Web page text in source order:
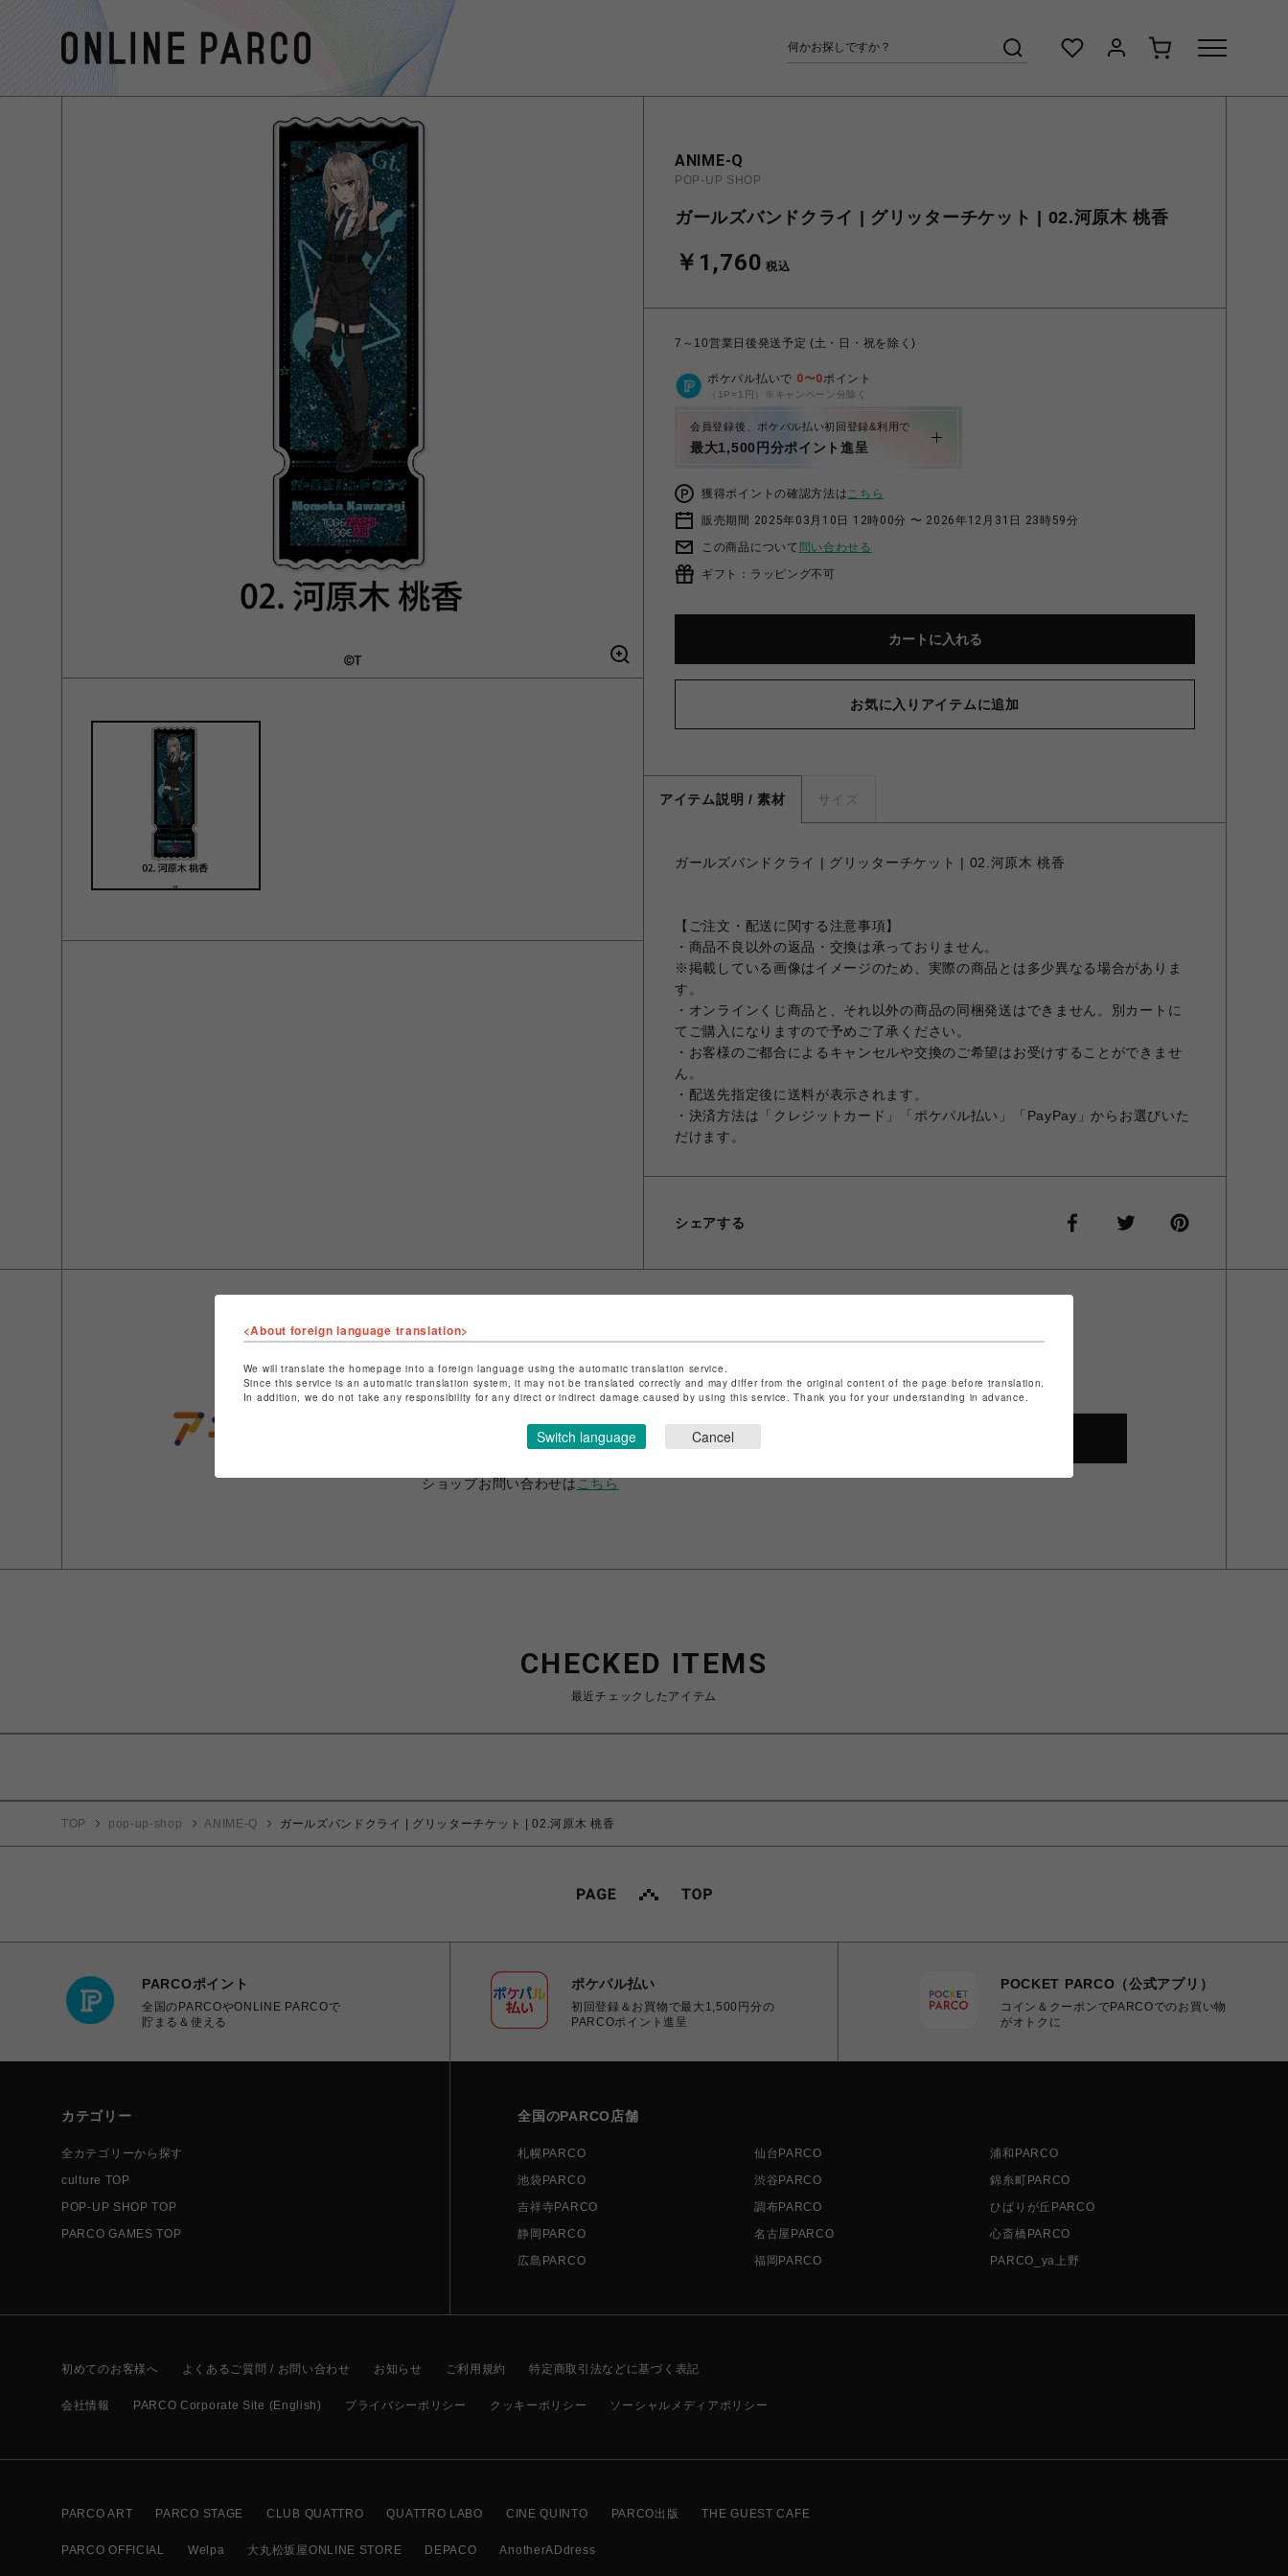
ANIME-Q
POP-UP SHOP
ガールズバンドクライ | グリッターチケット | 02.河原木 桃香
￥1,760 税込
7～10営業日後発送予定 (土・日・祝を除く)
ポケパル払いで 0〜0ポイント
（1P=1円）※キャンペーン分除く
会員登録後、ポケパル払い初回登録&利用で
最大1,500円分ポイント進呈
獲得ポイントの確認方法はこちら
販売期間 2025年03月10日 12時00分 〜 2026年12月31日 23時59分
この商品について 問い合わせる
ギフト：ラッピング不可
カートに入れる
お気に入りアイテムに追加
アイテム説明 / 素材 サイズ
ガールズバンドクライ | グリッターチケット | 02.河原木 桃香
【ご注文・配送に関する注意事項】
・商品不良以外の返品・交換は承っておりません。
※掲載している画像はイメージのため、実際の商品とは多少異なる場合がありま
す。
・オンラインくじ商品と、それ以外の商品の同梱発送はできません。別カートに
てご購入になりますので予めご了承ください。
・お客様のご都合によるキャンセルや交換のご希望はお受けすることができませ
ん。
・配送先指定後に送料が表示されます。
・決済方法は「クレジットカード」「ポケパル払い」「PayPay」からお選びいた
だけます。
シェアする
ショップ名
ANIME-Q
ショップお問い合わせは こちら
CHECKED ITEMS
最近チェックしたアイテム
TOP pop-up-shop ANIME-Q ガールズバンドクライ | グリッターチケット | 02.河原木 桃香
PARCOポイント
全国のPARCOやONLINE PARCOで
貯まる＆使える
ポケパル払い
初回登録＆お買物で最大1,500円分の
PARCOポイント進呈
POCKET PARCO（公式アプリ）
コイン＆クーポンでPARCOでのお買い物
がオトクに
カテゴリー
全カテゴリーから探す
culture TOP
POP-UP SHOP TOP
PARCO GAMES TOP
全国のPARCO店舗
札幌PARCO 仙台PARCO
浦和PARCO
池袋PARCO
渋谷PARCO
錦糸町PARCO
吉祥寺PARCO
調布PARCO
ひばりが丘PARCO
静岡PARCO
名古屋PARCO
心斎橋PARCO
広島PARCO
福岡PARCO PARCO_ya上野
初めてのお客様へ よくあるご質問 / お問い合わせ お知らせ ご利用規約 特定商取引法などに基づく表記
会社情報 PARCO Corporate Site (English) プライバシーポリシー クッキーポリシー ソーシャルメディアポリシー
PARCO ART PARCO STAGE CLUB QUATTRO QUATTRO LABO CINE QUINTO PARCO出版 THE GUEST CAFE
PARCO OFFICIAL Welpa 大丸松坂屋ONLINE STORE DEPACO AnotherADdress
<About foreign language translation>
We will translate the homepage into a foreign language using the automatic translation service.
Since this service is an automatic translation system, it may not be translated correctly and may differ from the original content of the page before translation.
In addition, we do not take any responsibility for any direct or indirect damage caused by using this service. Thank you for your understanding in advance.
Switch language Cancel